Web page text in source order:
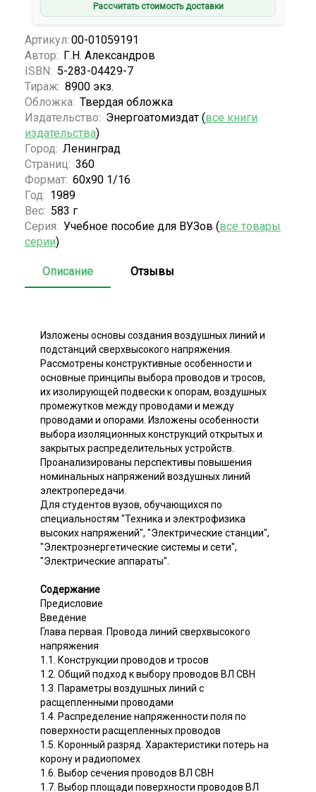
Рассчитать стоимость доставки
Артикул: 00-01059191
Автор: Г.Н. Александров
ISBN: 5-283-04429-7
Тираж: 8900 экз.
Обложка: Твердая обложка
Издательство: Энергоатомиздат (все книги
издательства)
Город: Ленинград
Страниц: 360
Формат: 60х90 1/16
Год: 1989
Вес: 583 г
Серия: Учебное пособие для ВУЗов (все товары
серии)
Описание Отзывы
Изложены основы создания воздушных линий и
подстанций сверхвысокого напряжения.
Рассмотрены конструктивные особенности и
основные принципы выбора проводов и тросов,
их изолирующей подвески к опорам, воздушных
промежутков между проводами и между
проводами и опорами. Изложены особенности
выбора изоляционных конструкций открытых и
закрытых распределительных устройств.
Проанализированы перспективы повышения
номинальных напряжений воздушных линий
электропередачи.
Для студентов вузов, обучающихся по
специальностям "Техника и электрофизика
высоких напряжений", "Электрические станции",
"Электроэнергетические системы и сети",
"Электрические аппараты".
Содержание
Предисловие
Введение
Глава первая. Провода линий сверхвысокого
напряжения
1.1. Конструкции проводов и тросов
1.2. Общий подход к выбору проводов ВЛ СВН
1.3. Параметры воздушных линий с
расщепленными проводами
1.4. Распределение напряженности поля по
поверхности расщепленных проводов
1.5. Коронный разряд. Характеристики потерь на
корону и радиопомех
1.6. Выбор сечения проводов ВЛ СВН
1.7. Выбор площади поверхности проводов ВЛ